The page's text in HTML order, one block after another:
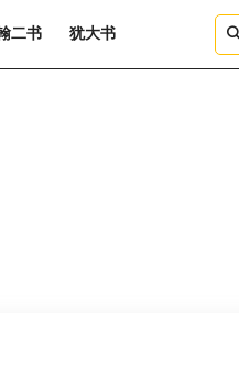
二书 犹大书